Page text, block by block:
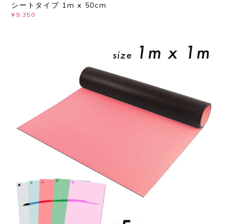
シートタイプ 1m x 50cm
¥9,350